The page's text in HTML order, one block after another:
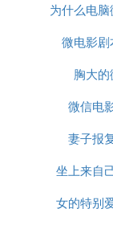
阿德里安
钢琴已有15年
经过一段时间
盲人钢琴调音
会让别人认为
的同情和小费
中。某天，他
生一起凶案
为什么电
微电影
胸大
微信电
妻子报
坐上来自
女的特别